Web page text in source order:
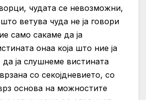
чудата се невозможни,
што ветува чуда не ја говори
само сакаме да ја
онаа која што ние ја
ја слушнеме вистината
со секојдневието, со
основа на можностите